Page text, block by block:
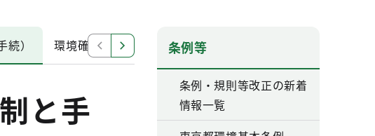
） 環境確保条例（指定作業場に係る規制と手続）
と手
条例等
条例・規則等改正の新着
情報一覧